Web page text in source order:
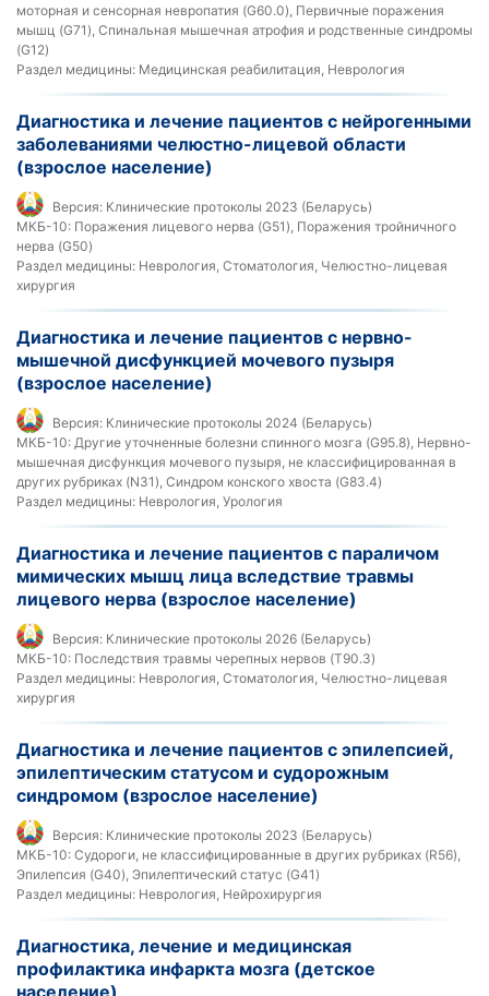
моторная и сенсорная невропатия (G60.0), Первичные поражения
мышц (G71), Спинальная мышечная атрофия и родственные синдромы
(G12)
Раздел медицины: Медицинская реабилитация, Неврология
Диагностика и лечение пациентов с нейрогенными
заболеваниями челюстно-лицевой области
(взрослое население)
Версия: Клинические протоколы 2023 (Беларусь)
МКБ-10: Поражения лицевого нерва (G51), Поражения тройничного
нерва (G50)
Раздел медицины: Неврология, Стоматология, Челюстно-лицевая
хирургия
Диагностика и лечение пациентов с нервно-
мышечной дисфункцией мочевого пузыря
(взрослое население)
Версия: Клинические протоколы 2024 (Беларусь)
МКБ-10: Другие уточненные болезни спинного мозга (G95.8), Нервно-
мышечная дисфункция мочевого пузыря, не классифицированная в
других рубриках (N31), Синдром конского хвоста (G83.4)
Раздел медицины: Неврология, Урология
Диагностика и лечение пациентов с параличом
мимических мышц лица вследствие травмы
лицевого нерва (взрослое население)
Версия: Клинические протоколы 2026 (Беларусь)
МКБ-10: Последствия травмы черепных нервов (T90.3)
Раздел медицины: Неврология, Стоматология, Челюстно-лицевая
хирургия
Диагностика и лечение пациентов с эпилепсией,
эпилептическим статусом и судорожным
синдромом (взрослое население)
Версия: Клинические протоколы 2023 (Беларусь)
МКБ-10: Судороги, не классифицированные в других рубриках (R56),
Эпилепсия (G40), Эпилептический статус (G41)
Раздел медицины: Неврология, Нейрохирургия
Диагностика, лечение и медицинская
профилактика инфаркта мозга (детское
население)